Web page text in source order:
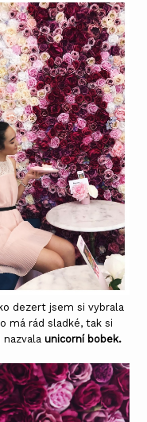
dezert jsem si vybrala
má rád sladké, tak si
unicorní bobek.